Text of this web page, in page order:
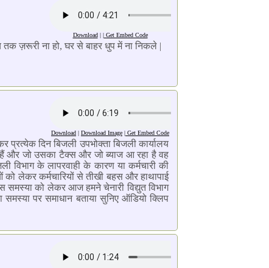
Download| |Get Embed Code
ज़रूरी ना हो, घर से बाहर धुप में ना निकले |
Download | Download Image | Get Embed Code
दिन बिजली उपभोक्ता बिजली कार्यालय
हैं और जो उसका टैक्स और जो ब्याज आ रहा है वह
के लापरवाही के कारण या कर्मचारी की
लेकर कर्मचारियों से तीखी बहस और हाथापाई
को लेकर आज हमने चेनारी विद्युत विभाग
समस्या पर समाधान बताया सुनिए ऑडियो क्लिप